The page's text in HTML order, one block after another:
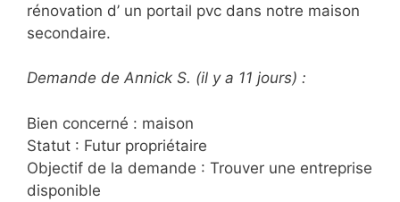
rénovation d’ un portail pvc dans notre maison
secondaire.
Demande de Annick S. (il y a 11 jours) :
Bien concerné : maison
Statut : Futur propriétaire
Objectif de la demande : Trouver une entreprise
disponible